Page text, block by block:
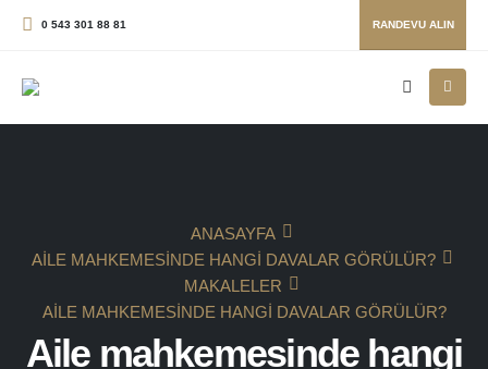
0 543 301 88 81 RANDEVU ALIN
ANASAYFA
AILE MAHKEMESINDE HANGI DAVALAR GÖRÜLÜR?
MAKALELER
AILE MAHKEMESINDE HANGI DAVALAR GÖRÜLÜR?
Aile mahkemesinde hangi